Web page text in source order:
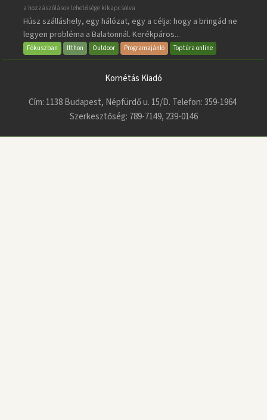
BalatonBIKE365
bejegyzéshez
a hozzászólások lehetősége kikapcsolva
Húsz szálláshely, egy hálózat, egy a célja: hogy a bringád ne
legyen probléma a Balatonnál. Kerékpáros...
Fókuszban Itthon Outdoor Programajánló Toptúra online
Kornétás Kiadó
Cím: 1138 Budapest, Népfürdő u. 15/D. Telefon: 359-1964
Szerkesztőség: 789-7149, 239-0146